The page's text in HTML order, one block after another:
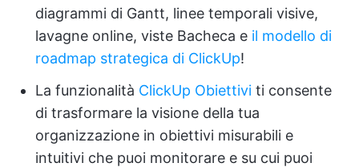
diagrammi di Gantt, linee temporali visive,
lavagne online, viste Bacheca e il modello di
roadmap strategica di ClickUp!
La funzionalità ClickUp Obiettivi ti consente
di trasformare la visione della tua
organizzazione in obiettivi misurabili e
intuitivi che puoi monitorare e su cui puoi